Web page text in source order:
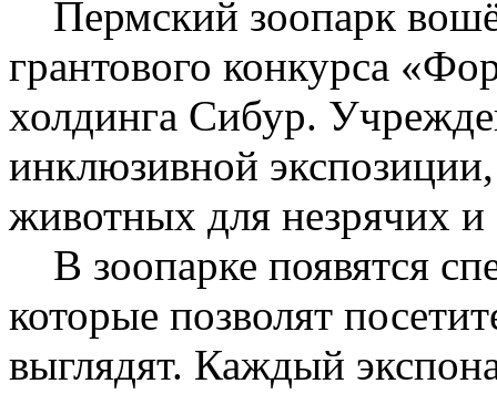
Пермский зоопарк
грантового конкурса
холдинга Сибур.
инклюзивной
животных для незрячих
В зоопарке появятся
которые позволят
выглядят. Каждый